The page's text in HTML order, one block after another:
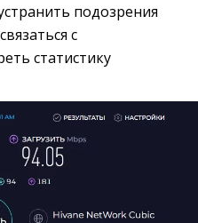
подозрения
с
статистику